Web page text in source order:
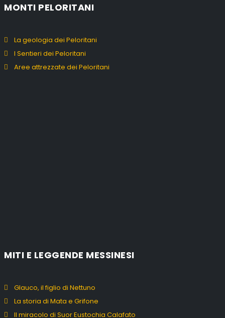
MONTI PELORITANI
La geologia dei Peloritani
I Sentieri dei Peloritani
Aree attrezzate dei Peloritani
MITI E LEGGENDE MESSINESI
Glauco, il figlio di Nettuno
La storia di Mata e Grifone
Il miracolo di Suor Eustochia Calafato